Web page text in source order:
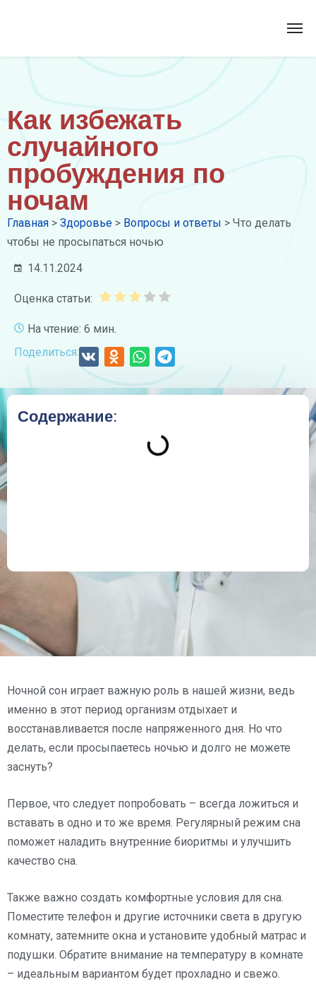
Как избежать
случайного
пробуждения по
ночам
Главная > Здоровье > Вопросы и ответы > Что делать
чтобы не просыпаться ночью
14.11.2024
Оценка статьи:
На чтение: 6 мин.
Поделиться:
Содержание:
Ночной сон играет важную роль в нашей жизни, ведь
именно в этот период организм отдыхает и
восстанавливается после напряженного дня. Но что
делать, если просыпаетесь ночью и долго не можете
заснуть?
Первое, что следует попробовать – всегда ложиться и
вставать в одно и то же время. Регулярный режим сна
поможет наладить внутренние биоритмы и улучшить
качество сна.
Также важно создать комфортные условия для сна.
Поместите телефон и другие источники света в другую
комнату, затемните окна и установите удобный матрас и
подушки. Обратите внимание на температуру в комнате
– идеальным вариантом будет прохладно и свежо.